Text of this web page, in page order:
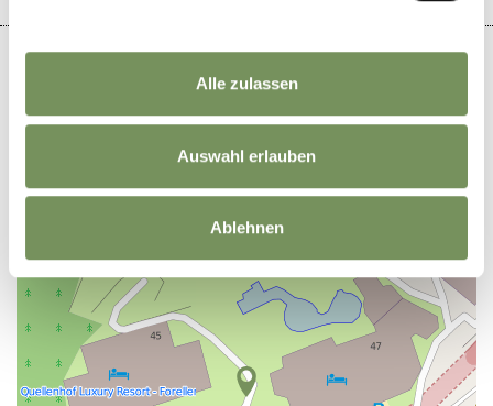
Alle zulassen
Auswahl erlauben
Ablehnen